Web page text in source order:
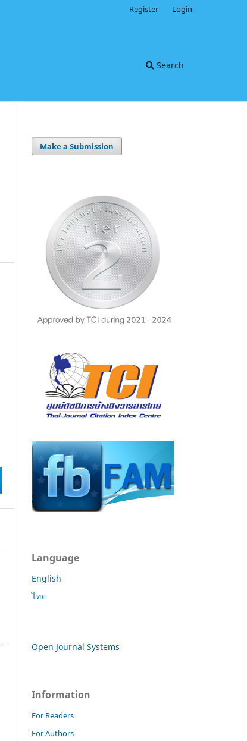
Search
Register Login
Make a Submission
Language
English
ไทย
Open Journal Systems
Information
For Readers
For Authors